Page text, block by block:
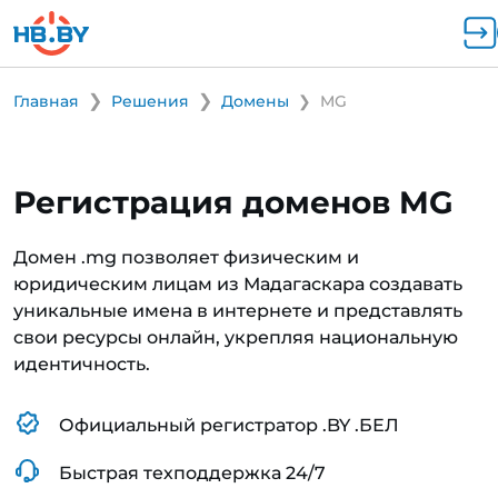
Главная Решения Домены MG
Регистрация доменов MG
Домен .mg позволяет физическим и
юридическим лицам из Мадагаскара создавать
уникальные имена в интернете и представлять
свои ресурсы онлайн, укрепляя национальную
идентичность.
Официальный регистратор .BY .БЕЛ
Быстрая техподдержка 24/7